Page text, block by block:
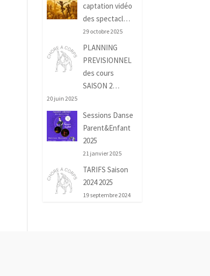
captation vidéo
des spectacl…
29 octobre 2025
PLANNING
PREVISIONNEL
des cours
SAISON 2…
20 juin 2025
Sessions Danse
Parent&Enfant
2025
21 janvier 2025
TARIFS Saison
2024 2025
19 septembre 2024